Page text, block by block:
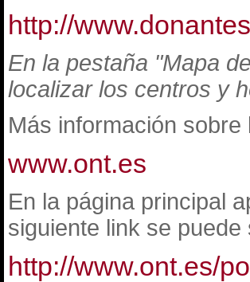
http://
En la pestaña "Mapa
localizar los centros y
Más información
www.ont.es
En la página principal
siguiente link se
http://www.ont.es/